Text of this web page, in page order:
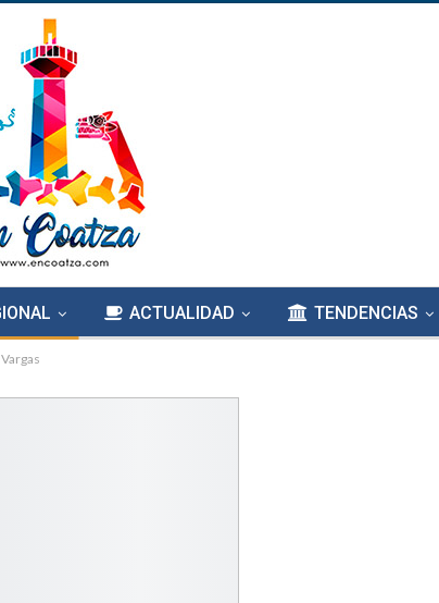
ACTUALIDAD TENDENCIAS